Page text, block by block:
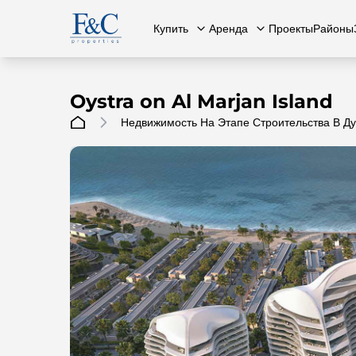
Купить Аренда ПроектыРайоны
Oystra on Al Marjan Island
Недвижимость На Этапе Строительства В